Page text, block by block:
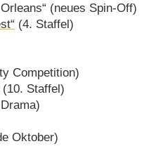
(neues Spin-Off)
(4. Staffel)
Competition)
(10. Staffel)
Oktober)